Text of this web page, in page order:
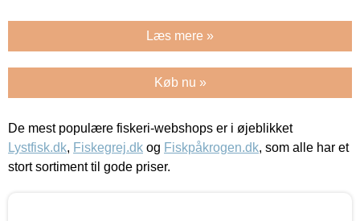
Læs mere »
Køb nu »
De mest populære fiskeri-webshops er i øjeblikket
Lystfisk.dk, Fiskegrej.dk og Fiskpåkrogen.dk, som alle har et
stort sortiment til gode priser.